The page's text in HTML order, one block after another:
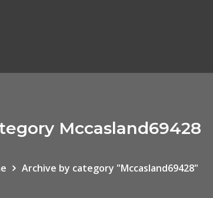
Mccasland69428
Archive by category "Mccasland69428"